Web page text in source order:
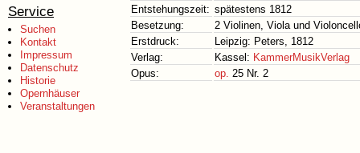
Service
Suchen
Kontakt
Impressum
Datenschutz
Historie
Opernhäuser
Veranstaltungen
Entstehungszeit: spätestens 1812
Besetzung:
2 Violinen, Viola und
Erstdruck:
Leipzig: Peters, 1812
Verlag:
Kassel: KammerMusikVerlag
Opus:
op. 25 Nr. 2